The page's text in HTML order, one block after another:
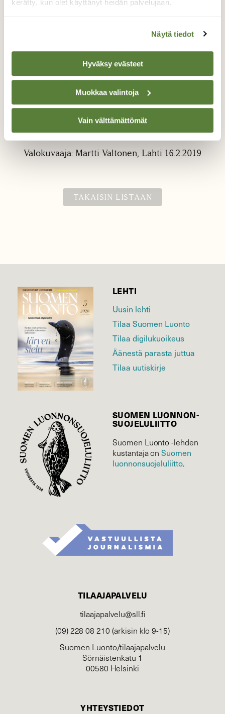
kerätty, kun olet käyttänyt heidän palvelujaan.
Näytä tiedot
Hyväksy evästeet
Muokkaa valintoja
Vain välttämättömät
Tuplakissat.
Pajunkissat ei mielestäni kasva yleensä
parittain kuten tässä. Tai sitten en ole ennen
vain huomannut.
Valokuvaaja: Martti Valtonen, Lahti 16.2.2019
TAKAISIN LISTAAN
LEHTI
Uusin lehti
Tilaa Suomen Luonto
Tilaa digilukuoikeus
Äänestä parasta juttua
Tilaa uutiskirje
SUOMEN LUONNON­
SUOJELU­LIITTO
Suomen Luonto -lehden
kustantaja onSuomen
luonnonsuojelu­liitto.
TILAAJAPALVELU
tilaajapalvelu@sll.fi
(09) 228 08 210 (arkisin klo 9-15)
Suomen Luonto/tilaajapalvelu
Sörnäistenkatu 1
00580 Helsinki
YHTEYSTIEDOT